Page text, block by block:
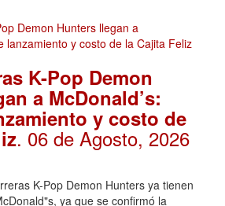
K-Pop Demon
a McDonald’s:
y costo de
. 06 de Agosto, 2026
K-Pop Demon Hunters ya tienen
ya que se confirmó la